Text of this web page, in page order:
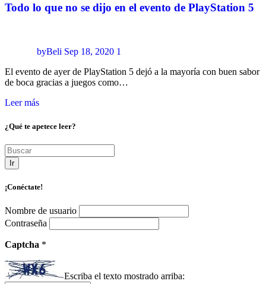
Todo lo que no se dijo en el evento de PlayStation 5
byBeli Sep 18, 2020 1
El evento de ayer de PlayStation 5 dejó a la mayoría con buen sabor
de boca gracias a juegos como…
Leer más
¿Qué te apetece leer?
Ir
¡Conéctate!
Nombre de usuario
Contraseña
Captcha *
Escriba el texto mostrado arriba: